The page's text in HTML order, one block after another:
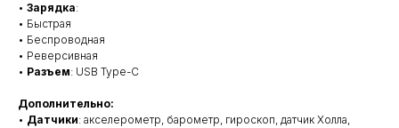
• Зарядка:
• Быстрая
• Беспроводная
• Реверсивная
• Разъем: USB Type-C
Дополнительно:
• Датчики: акселерометр, барометр, гироскоп, датчик Холла,